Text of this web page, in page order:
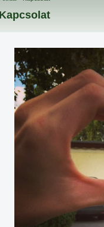
Kapcsolat